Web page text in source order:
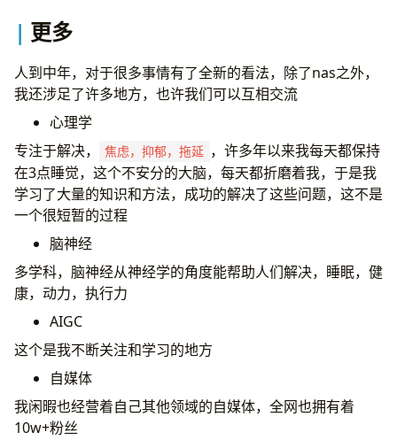
更多
人到中年，对于很多事情有了全新的看法，除了nas之外，
我还涉足了许多地方，也许我们可以互相交流
心理学
专注于解决，
焦虑，抑郁，拖延 ，许多年以来我每天都保持
在3点睡觉，这个不安分的大脑，每天都折磨着我，于是我
学习了大量的知识和方法，成功的解决了这些问题，这不是
一个很短暂的过程
脑神经
多学科，脑神经从神经学的角度能帮助人们解决，睡眠，健
康，动力，执行力
AIGC
这个是我不断关注和学习的地方
自媒体
我闲暇也经营着自己其他领域的自媒体，全网也拥有着
10w+粉丝